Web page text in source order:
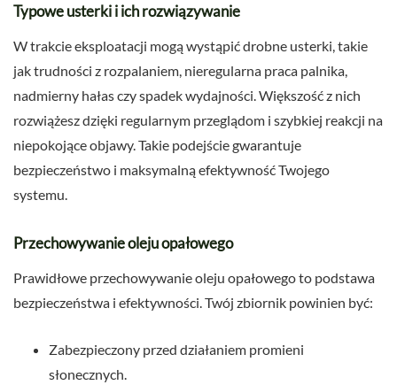
Typowe usterki i ich rozwiązywanie
W trakcie eksploatacji mogą wystąpić drobne usterki, takie
jak trudności z rozpalaniem, nieregularna praca palnika,
nadmierny hałas czy spadek wydajności. Większość z nich
rozwiążesz dzięki regularnym przeglądom i szybkiej reakcji na
niepokojące objawy. Takie podejście gwarantuje
bezpieczeństwo i maksymalną efektywność Twojego
systemu.
Przechowywanie oleju opałowego
Prawidłowe przechowywanie oleju opałowego to podstawa
bezpieczeństwa i efektywności. Twój zbiornik powinien być:
Zabezpieczony przed działaniem promieni
słonecznych.